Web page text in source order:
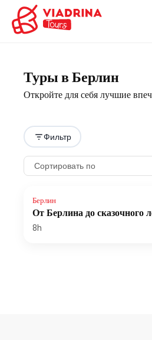
Туры в Берлин
Откройте для себя лучшие
Фильтр
Берлин
От Берлина до сказочного
8h